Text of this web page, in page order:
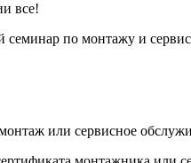
все!
семинар по монтажу и
или сервисное